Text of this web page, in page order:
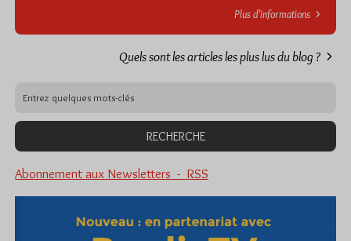
Plus d’informations
Quels sont les articles les plus lus du blog ?
Abonnement aux Newsletters - RSS